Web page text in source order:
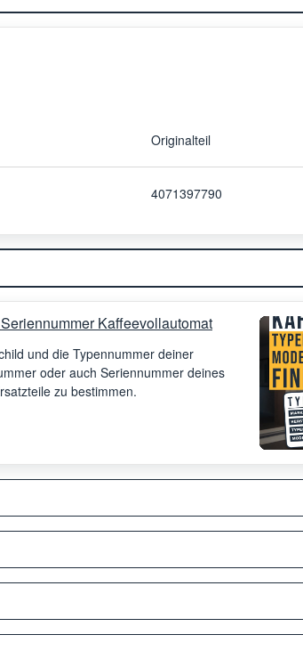
Originalteil
4071397790
Kaffeevollautomat
und die Typennummer deiner
oder auch Seriennummer deines
zu bestimmen.